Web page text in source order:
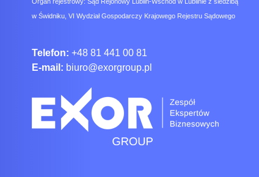
w Świdniku, VI Wydział Gospodarczy Krajowego Rejestru Sądowego
Telefon: +48 81 441 00 81
E-mail: biuro@exorgroup.pl